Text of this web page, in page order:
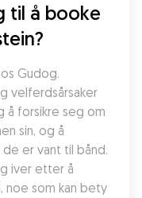
til å booke
Gudog.
velferdsårsaker
å forsikre seg om
sin, og å
er vant til bånd.
iver etter å
noe som kan bety